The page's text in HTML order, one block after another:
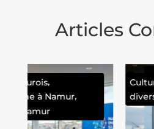
Articles
Culture & patrimoine
divers namurois
Infos